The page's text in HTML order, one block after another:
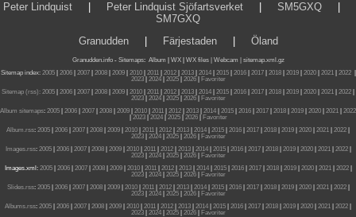
Peter Lindquist
Peter Lindquist Sjöfartsverket SM5GXQ
SM7GXQ
Granudden| Färjestaden| Öland
Granudden.info- Sitemaps: Album WX WX files | Webcam |
sitemap.xml.gz
Sitemap index: 2005| 2006| 2007| 2008| 2009| 2010| 2011| 2012| 2013| 2014| 2015| 2016| 2017| 2018| 2019| 2020| 2021| 2022|
2023| 2024| 2025| 2026|
Favoriter
Sitemap (rss): 2005 2006 2007 2008 2009 2010 2011 2012 2013 2014 2015 2016 2017 2018 2019 2020 2021 2022
2023| 2024| 2025| 2026|
Favoriter
Album sitemaps: 2005 2006 2007 2008 2009 2010 2011 2012 2013 2014 2015 2016 2017 2018 2019 2020 2021
2022
2023| 2024| 2025| 2026|
Favoriter
Album.rss: 2005 2006 2007 2008 2009 2010 2011 2012 2013 2014 2015 2016 2017 2018 2019 2020 2021 2022
2023| 2024| 2025| 2026|
Favoriter
Images.rss: 2005| 2006| 2007| 2008| 2009| 2010| 2011| 2012| 2013| 2014| 2015| 2016| 2017| 2018| 2019| 2020| 2021| 2022|
2023| 2024| 2025| 2026|
Favoriter
Images.xml: 2005| 2006| 2007| 2008| 2009| 2010| 2011| 2012| 2013| 2014| 2015| 2016| 2017| 2018| 2019| 2020| 2021| 2022|
2023| 2024| 2025| 2026|
Favoriter
Slides.rss: 2005| 2006| 2007| 2008| 2009| 2010| 2011| 2012| 2013| 2014| 2015| 2016| 2017| 2018| 2019| 2020| 2021| 2022|
2023| 2024| 2025| 2026|
Favoriter
Albums.rss: 2005 2006 2007 2008 2009 2010 2011 2012 2013 2014 2015 2016 2017 2018 2019 2020 2021 2022
2023| 2024| 2025| 2026|
Favoriter